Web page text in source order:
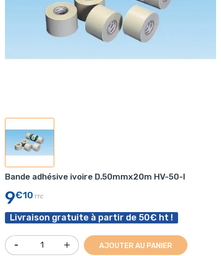
Bande adhésive ivoire D.50mmx20m HV-50-I
9€10 TTC
Livraison gratuite à partir de 50€ ht !
AJOUTER AU PANIER